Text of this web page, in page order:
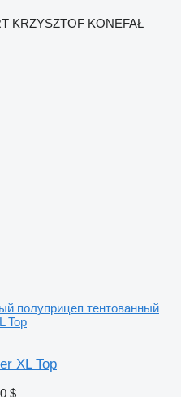
KRZYSZTOF KONEFAŁ
полуприцеп тентованный
Top
XL Top
$